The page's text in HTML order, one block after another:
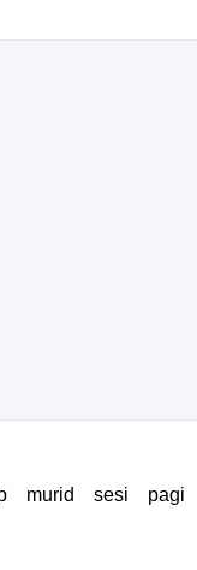
murid sesi pagi